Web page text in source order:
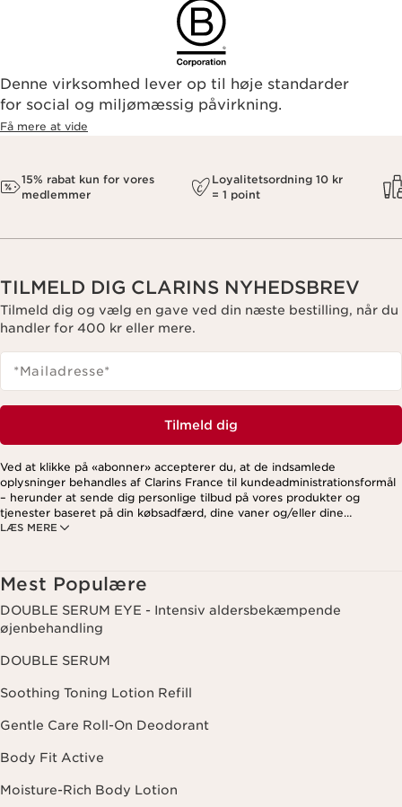
Denne virksomhed lever op til høje standarder
for social og miljømæssig påvirkning.
Få mere at vide
15% rabat kun for vores
medlemmer
Loyalitetsordning 10 kr
= 1 point
TILMELD DIG CLARINS NYHEDSBREV
Tilmeld dig og vælg en gave ved din næste bestilling, når du
handler for 400 kr eller mere.
*Mailadresse*
Tilmeld dig
LÆS MERE
Ved at klikke på «abonner» accepterer du, at de indsamlede
oplysninger behandles af Clarins France til kundeadministrationsformål
– herunder at sende dig personlige tilbud på vores produkter og
tjenester baseret på din købsadfærd, dine vaner og/eller dine
interesser. Dette kan også omfatte visning på sociale medier og
nyhedsbrev. For mere information om, hvordan vi håndterer dine data
og dine rettigheder, se venligst vores
Mest Populære
DOUBLE SERUM EYE - Intensiv aldersbekæmpende
øjenbehandling
DOUBLE SERUM
Soothing Toning Lotion Refill
Gentle Care Roll-On Deodorant
Body Fit Active
Moisture-Rich Body Lotion